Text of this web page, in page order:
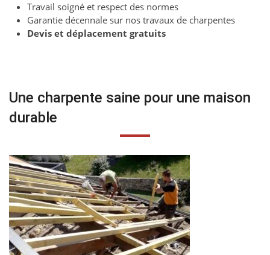
Travail soigné et respect des normes
Garantie décennale sur nos travaux de charpentes
Devis et déplacement gratuits
Une charpente saine pour une maison
durable